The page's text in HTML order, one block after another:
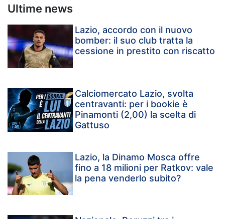
Ultime news
Lazio, accordo con il nuovo
bomber: il suo club tratta la
cessione in prestito con riscatto
Calciomercato Lazio, svolta
centravanti: per i bookie è
Pinamonti (2,00) la scelta di
Gattuso
Lazio, la Dinamo Mosca offre
fino a 18 milioni per Ratkov: vale
la pena venderlo subito?